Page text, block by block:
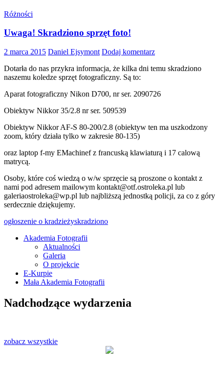
Różności
Uwaga! Skradziono sprzęt foto!
2 marca 2015 Daniel Ejsymont Dodaj komentarz
Dotarła do nas przykra informacja, że kilka dni temu skradziono
naszemu koledze sprzęt fotograficzny. Są to:
Aparat fotograficzny Nikon D700, nr ser. 2090726
Obiektyw Nikkor 35/2.8 nr ser. 509539
Obiektyw Nikkor AF-S 80-200/2.8 (obiektyw ten ma uszkodzony
zoom, który działa tylko w zakresie 80-135)
oraz laptop f-my EMachinef z francuską klawiaturą i 17 calową
matrycą.
Osoby, które coś wiedzą o w/w sprzęcie są proszone o kontakt z
nami pod adresem mailowym kontakt@otf.ostroleka.pl lub
galeriaostroleka@wp.pl lub najbliższą jednostką policji, za co z góry
serdecznie dziękujemy.
ogłoszenie o kradzieżyskradziono
Oficjalna strona internetowa
Ostrołęckiego Towarzystwa
Fotograficznego
Akademia Fotografii
Aktualności
Galeria
O projekcie
E-Kurpie
Mała Akademia Fotografii
Nadchodzące wydarzenia
zobacz wszystkie